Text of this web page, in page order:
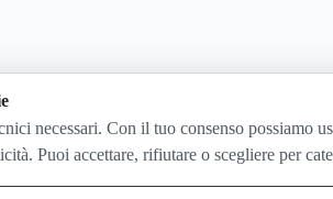
necessari. Con il tuo consenso possiamo
Puoi accettare, rifiutare o scegliere per